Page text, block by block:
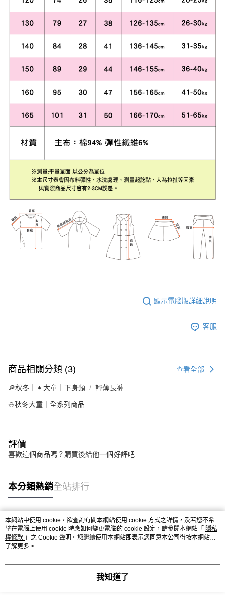
顯示電腦版詳細說明
客服
商品相關分類 (3) 查看全部
🔎秋冬｜👧大童｜下身類 輕薄長褲
⛄秋冬大童｜全系列商品
評價
喜歡這個商品嗎？購買後給他一個好評吧
本分類熱銷全站排行
熱門標籤
本網站中使用 cookie，欲查詢有關本網站使用 cookie 方式之詳情，及若您不希
望在電腦上使用 cookie 時應如何變更電腦的 cookie 設定，請參閱本網站「 隱私
權條款 」之 Cookie 聲明。您繼續使用本網站即表示您同意本公司得按本網站使
用條款之 Cookie 聲明使用 cookie。
了解更多 >
我知道了